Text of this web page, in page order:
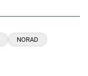
NORAD